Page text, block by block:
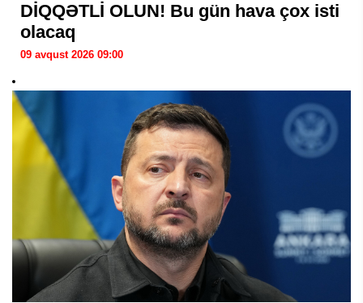
DİQQƏTLİ OLUN! Bu gün hava çox isti
olacaq
09 avqust 2026 09:00